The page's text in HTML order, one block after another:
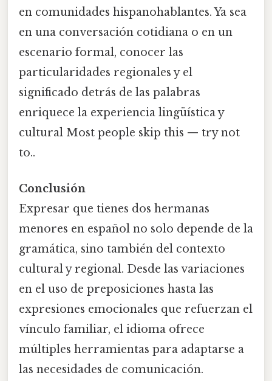
en comunidades hispanohablantes. Ya sea
en una conversación cotidiana o en un
escenario formal, conocer las
particularidades regionales y el
significado detrás de las palabras
enriquece la experiencia lingüística y
cultural Most people skip this — try not
to..
Conclusión
Expresar que tienes dos hermanas
menores en español no solo depende de la
gramática, sino también del contexto
cultural y regional. Desde las variaciones
en el uso de preposiciones hasta las
expresiones emocionales que refuerzan el
vínculo familiar, el idioma ofrece
múltiples herramientas para adaptarse a
las necesidades de comunicación.